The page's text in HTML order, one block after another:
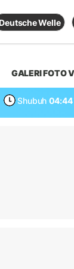
Deutsche Welle
GALERI FOTO
Shubuh 04:44